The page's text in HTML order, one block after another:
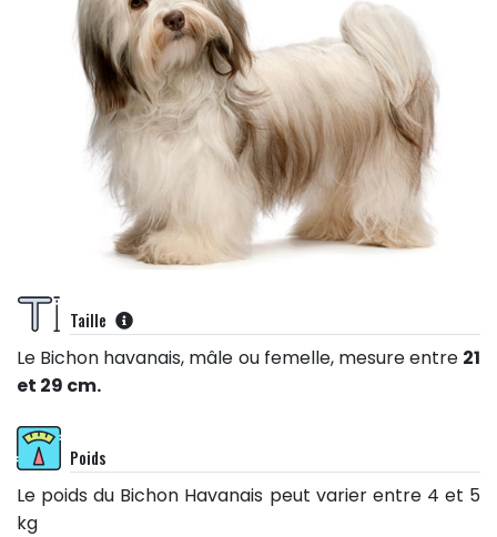
Taille
Le Bichon havanais, mâle ou femelle, mesure entre 21
et 29 cm.
Poids
Le poids du Bichon Havanais peut varier entre 4 et 5
kg